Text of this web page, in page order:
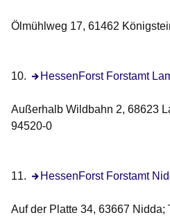
Ölmühlweg 17, 61462
10. HessenForst Forstamt
Öffnet sich in einem neuen
Außerhalb Wildbahn 2, 68623
94520-0
11. HessenForst Forstamt
Öffnet sich in einem neuen
Auf der Platte 34, 63667 Nidda;